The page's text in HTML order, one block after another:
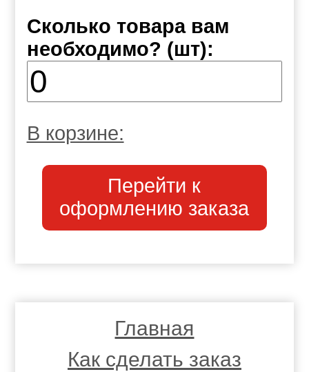
Сколько товара вам
необходимо? (шт):
В корзине:
Перейти к
оформлению заказа
Главная
Как сделать заказ